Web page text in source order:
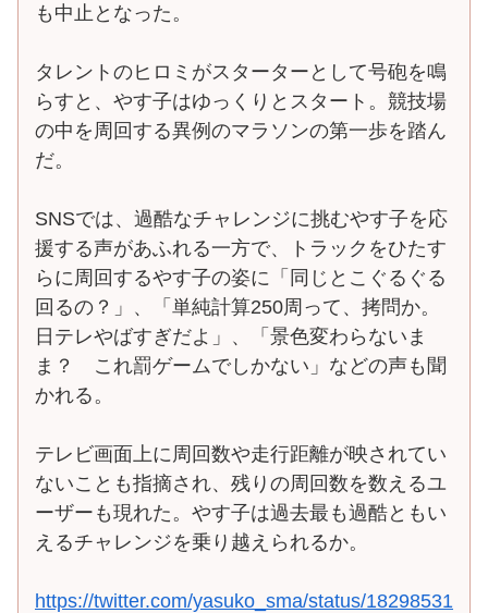
も中止となった。
タレントのヒロミがスターターとして号砲を鳴
らすと、やす子はゆっくりとスタート。競技場
の中を周回する異例のマラソンの第一歩を踏ん
だ。
SNSでは、過酷なチャレンジに挑むやす子を応
援する声があふれる一方で、トラックをひたす
らに周回するやす子の姿に「同じとこぐるぐる
回るの？」、「単純計算250周って、拷問か。
日テレやばすぎだよ」、「景色変わらないま
ま？ これ罰ゲームでしかない」などの声も聞
かれる。
テレビ画面上に周回数や走行距離が映されてい
ないことも指摘され、残りの周回数を数えるユ
ーザーも現れた。やす子は過去最も過酷ともい
えるチャレンジを乗り越えられるか。
https://twitter.com/yasuko_sma/status/18298531